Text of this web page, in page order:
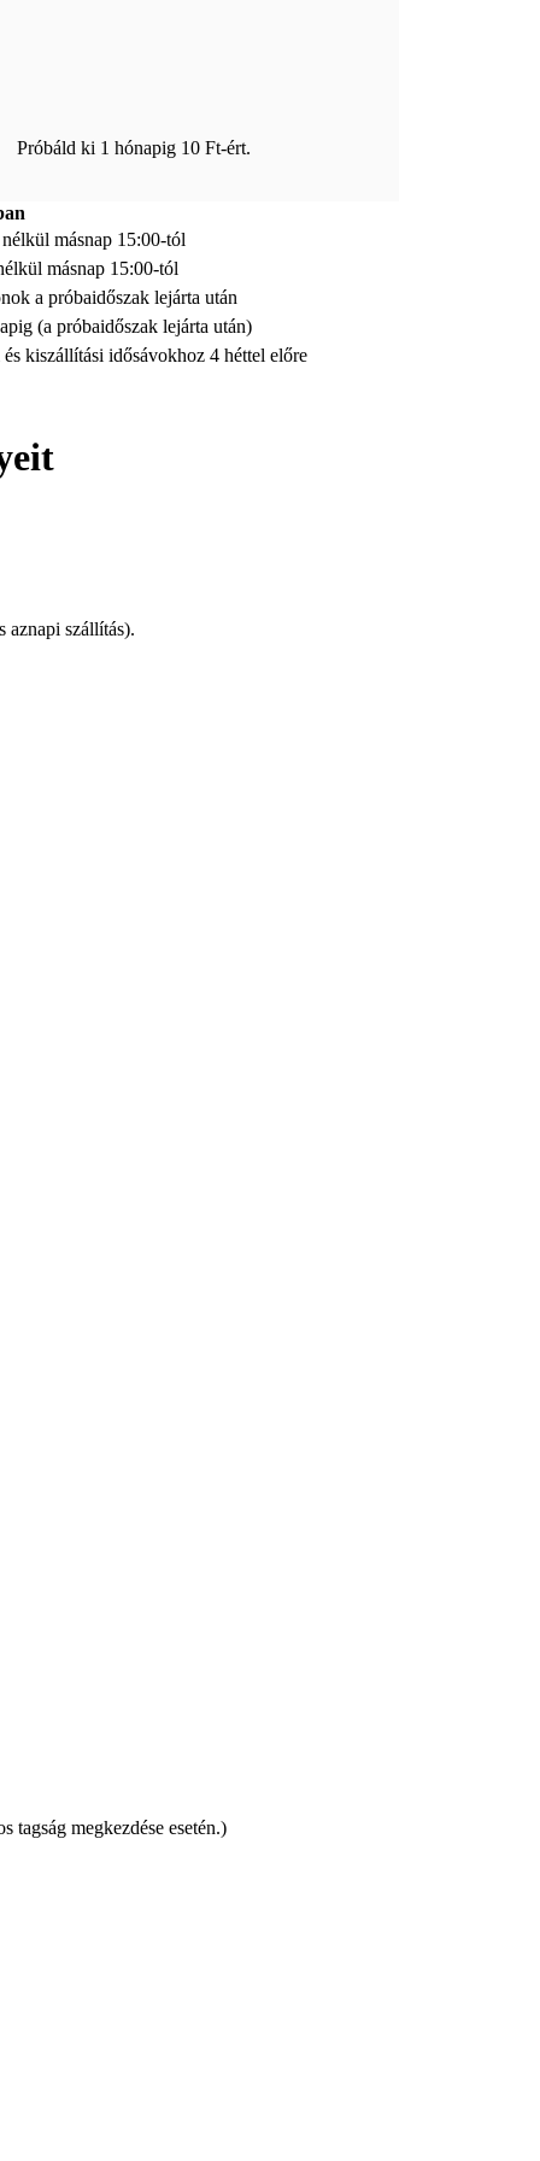
Próbáld ki 1 hónapig 10 Ft-ért.
másnap 15:00-tól
másnap 15:00-tól
a próbaidőszak lejárta után
(a próbaidőszak lejárta után)
kiszállítási idősávokhoz 4 héttel előre
aznapi szállítás).
tagság megkezdése esetén.)